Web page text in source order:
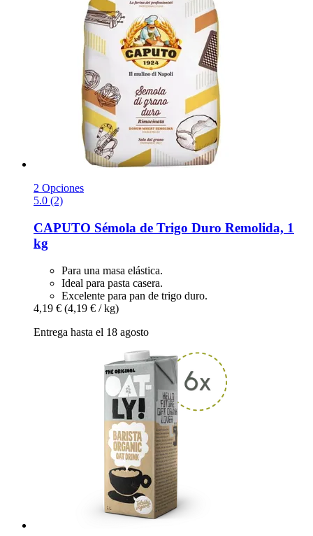
2 Opciones
5.0 (2)
CAPUTO Sémola de Trigo Duro Remolida, 1
kg
Para una masa elástica.
Ideal para pasta casera.
Excelente para pan de trigo duro.
4,19 € (4,19 € / kg)
Entrega hasta el 18 agosto